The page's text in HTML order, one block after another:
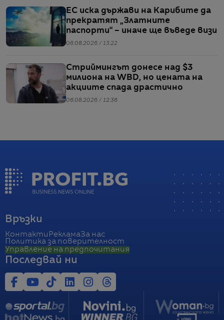
ЕС иска държави на Карибите да
прекратят „Златните
паспорти“ – иначе ще въведе визи
06.08.2026 / 13:22
Стриймингът донесе над $3
милиона на WBD, но цената на
акциите спада драстично
06.08.2026 / 12:36
Връзки
Контакти РекламаЗа нас
Политика за поверителност
Управление на предпочитания
Последвай ни